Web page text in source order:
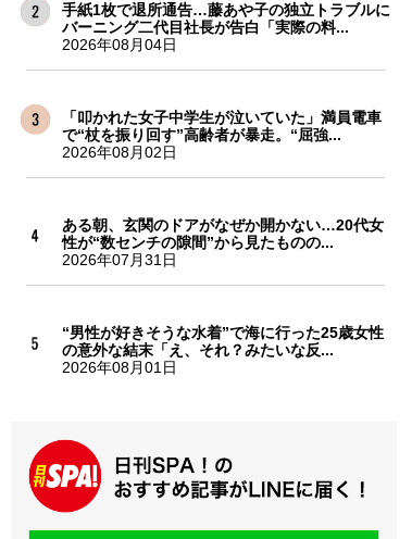
手紙1枚で退所通告…藤あや子の独立トラブルに
バーニング二代目社長が告白「実際の料...
2026年08月04日
「叩かれた女子中学生が泣いていた」満員電車
で“杖を振り回す”高齢者が暴走。“屈強...
2026年08月02日
ある朝、玄関のドアがなぜか開かない…20代女
性が“数センチの隙間”から見たものの...
2026年07月31日
“男性が好きそうな水着”で海に行った25歳女性
の意外な結末「え、それ？みたいな反...
2026年08月01日